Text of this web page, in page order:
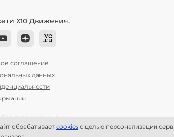
Х10 Движения:
соглашение
данных
права защищены.
обрабатывает сookies с целью персонализации